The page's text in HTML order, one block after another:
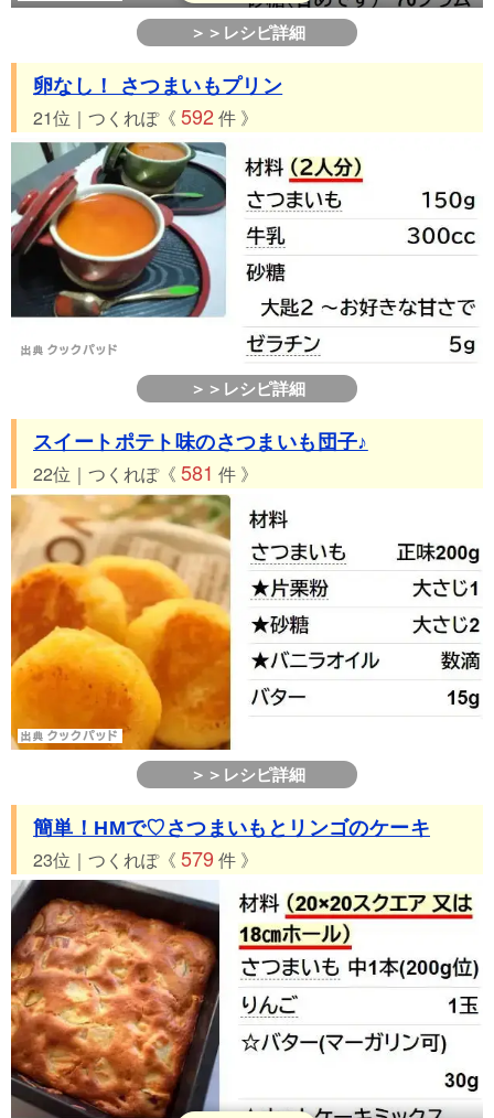
＞＞レシピ詳細
卵なし！ さつまいもプリン
21位｜つくれぽ《 592 件 》
＞＞レシピ詳細
スイートポテト味のさつまいも団子♪
22位｜つくれぽ《 581 件 》
＞＞レシピ詳細
簡単！HMで♡さつまいもとリンゴのケーキ
23位｜つくれぽ《 579 件 》